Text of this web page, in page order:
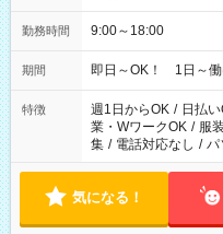
勤務時間 9:00～18:00
期間 即日～OK！ 1日～働
特徴 週1日からOK / 日払
業・WワークOK / 服
集 / 電話対応なし / パ
気になる！